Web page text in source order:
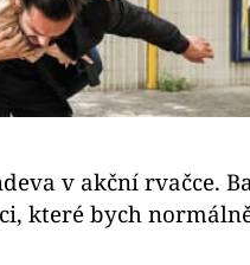
v akční rvačce.
které bych